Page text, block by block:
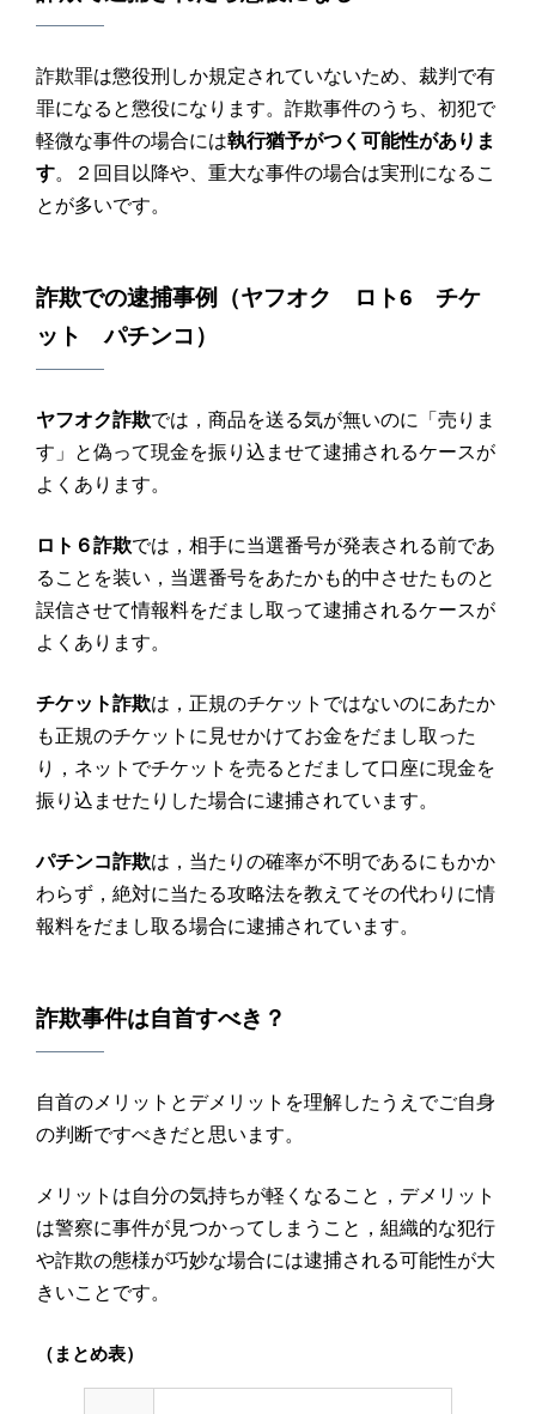
詐欺罪は懲役刑しか規定されていないため、裁判で有
罪になると懲役になります。詐欺事件のうち、初犯で
軽微な事件の場合には執行猶予がつく可能性がありま
す。２回目以降や、重大な事件の場合は実刑になるこ
とが多いです。
詐欺での逮捕事例（ヤフオク ロト6 チケ
ット パチンコ ）
ヤフオク詐欺では，商品を送る気が無いのに「売りま
す」と偽って現金を振り込ませて逮捕されるケースが
よくあります。
ロト６詐欺では，相手に当選番号が発表される前であ
ることを装い，当選番号をあたかも的中させたものと
誤信させて情報料をだまし取って逮捕されるケースが
よくあります。
チケット詐欺は，正規のチケットではないのにあたか
も正規のチケットに見せかけてお金をだまし取った
り，ネットでチケットを売るとだまして口座に現金を
振り込ませたりした場合に逮捕されています。
パチンコ詐欺は，当たりの確率が不明であるにもかか
わらず，絶対に当たる攻略法を教えてその代わりに情
報料をだまし取る場合に逮捕されています。
詐欺事件は自首すべき？
自首のメリットとデメリットを理解したうえでご自身
の判断ですべきだと思います。
メリットは自分の気持ちが軽くなること，デメリット
は警察に事件が見つかってしまうこと，組織的な犯行
や詐欺の態様が巧妙な場合には逮捕される可能性が大
きいことです。
（まとめ表）